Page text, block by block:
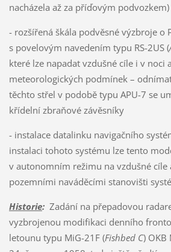
nacházela až za příďovým podvozkem)
- rozšířená škála podvěsné výzbroje o
s povelovým navedením typu RS-2US (
které lze napadat vzdušné cíle i v noci
meteorologických podmínek –
těchto střel v podobě typu APU-7 se
křídelní zbraňové závěsníky
- instalace datalinku navigačního
instalaci tohoto systému lze tento
v autonomním režimu na vzdušné
pozemními naváděcími stanovišti
Historie:Zadání na přepadovou
vyzbrojenou modifikaci denního
letounu typu MiG-21F (Fishbed C) OKB